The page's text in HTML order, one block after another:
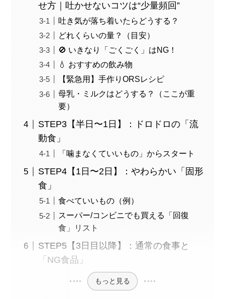
せ方｜吐かせないコツは“少量頻回”
吐き気が落ち着いたらどうする？
どれくらいの量？（目安）
🚫 いきなり「ごくごく」はNG！
💧 おすすめの飲み物
【緊急用】手作りORSレシピ
母乳・ミルクはどうする？（ここが重
要）
STEP3【半日〜1日】：ドロドロの「流
動食」
「噛まなくていいもの」からスタート
STEP4【1日〜2日】：やわらかい「固形
食」
食べていいもの（例）
スーパー/コンビニでも買える「回復
食」リスト
STEP5【3日目以降】：通常の食事と
「NG食品」
もっと見る